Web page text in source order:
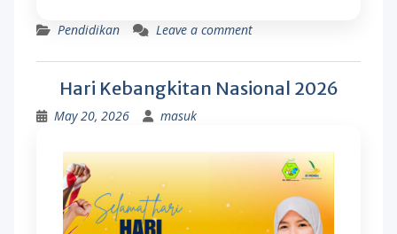
Pendidikan Leave a comment
Hari Kebangkitan Nasional 2026
May 20, 2026 masuk